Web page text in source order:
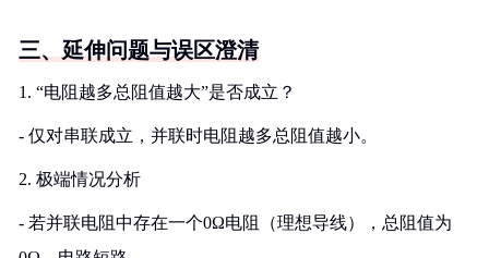
三、延伸问题与误区澄清
1. “电阻越多总阻值越大”是否成立？
- 仅对串联成立，并联时电阻越多总阻值越小。
2. 极端情况分析
- 若并联电阻中存在一个0Ω电阻（理想导线），总阻值为